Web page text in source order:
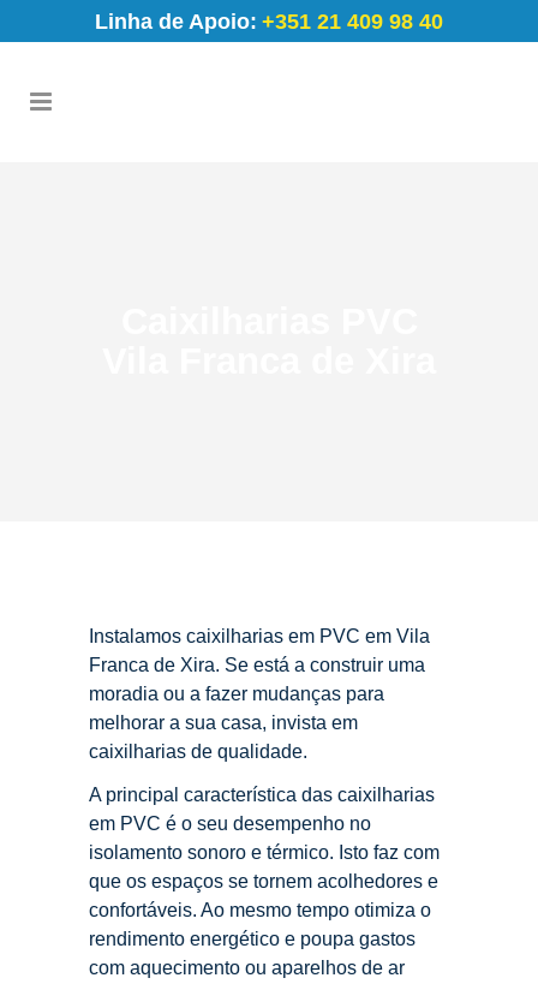
Linha de Apoio: +351 21 409 98 40
Instalamos caixilharias em PVC em Vila
Franca de Xira. Se está a construir uma
moradia ou a fazer mudanças para
melhorar a sua casa, invista em
caixilharias de qualidade.
A principal característica das caixilharias
em PVC é o seu desempenho no
isolamento sonoro e térmico. Isto faz com
que os espaços se tornem acolhedores e
confortáveis. Ao mesmo tempo otimiza o
rendimento energético e poupa gastos
com aquecimento ou aparelhos de ar